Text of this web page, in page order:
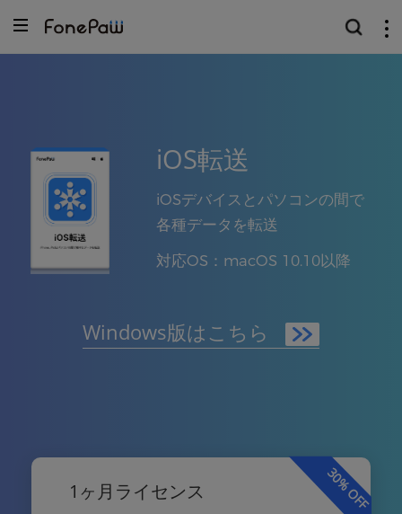
iOS転送
iOSデバイスとパソコンの間で
各種データを転送
対応OS：macOS 10.10以降
Windows版はこちら
1ヶ月ライセンス 30% OFF